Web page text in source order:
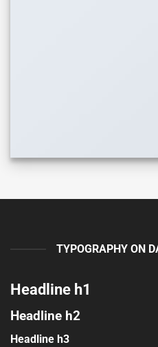
TYPOGRAPHY ON
Headline h1
Headline h2
Headline h3